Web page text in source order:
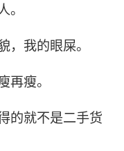
我的眼屎。
瘦。
的就不是二手货